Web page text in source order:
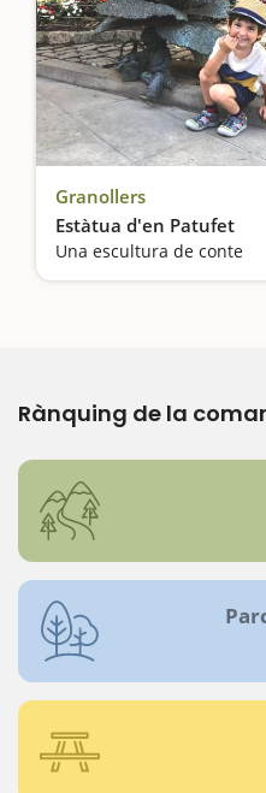
Granollers
Estàtua d'en Patufet
Una escultura de conte
Rànquing de la